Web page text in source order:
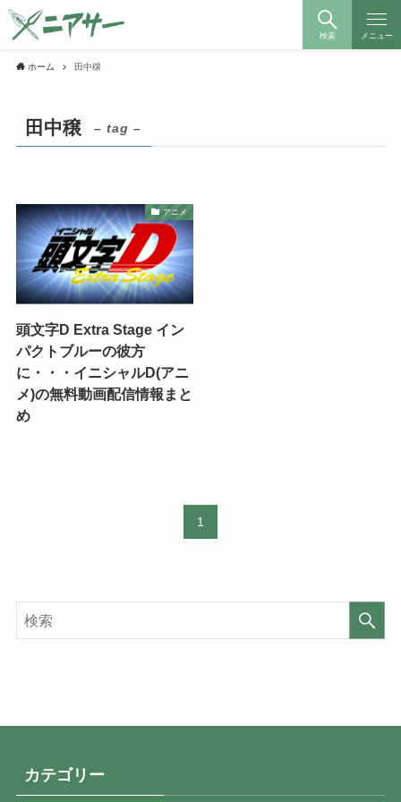
検索 メニュー
ホーム 田中穣
田中穣 – tag –
アニメ
頭文字D Extra Stage イン
パクトブルーの彼方
に・・・イニシャルD(アニ
メ)の無料動画配信情報まと
め
1
カテゴリー